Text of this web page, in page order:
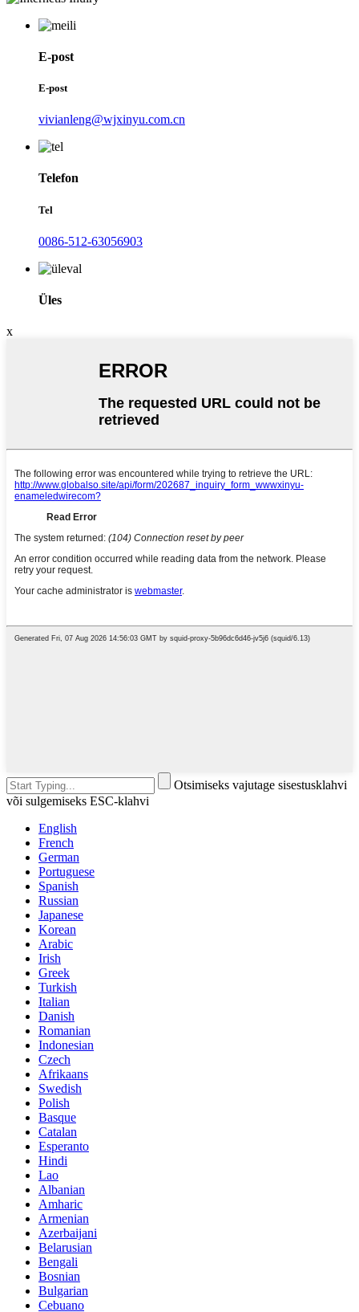
E-post
E-post
vivianleng@wjxinyu.com.cn
Telefon
Tel
0086-512-63056903
Üles
x
Otsimiseks vajutage sisestusklahvi
või sulgemiseks ESC-klahvi
English
French
German
Portuguese
Spanish
Russian
Japanese
Korean
Arabic
Irish
Greek
Turkish
Italian
Danish
Romanian
Indonesian
Czech
Afrikaans
Swedish
Polish
Basque
Catalan
Esperanto
Hindi
Lao
Albanian
Amharic
Armenian
Azerbaijani
Belarusian
Bengali
Bosnian
Bulgarian
Cebuano